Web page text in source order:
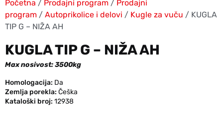
Početna / Prodajni program / Prodajni
program / Autoprikolice i delovi / Kugle za vuču / KUGLA
TIP G – NIŽA AH
KUGLA TIP G – NIŽA AH
Max nosivost: 3500kg
Homologacija: Da
Zemlja porekla: Češka
Kataloški broj: 12938